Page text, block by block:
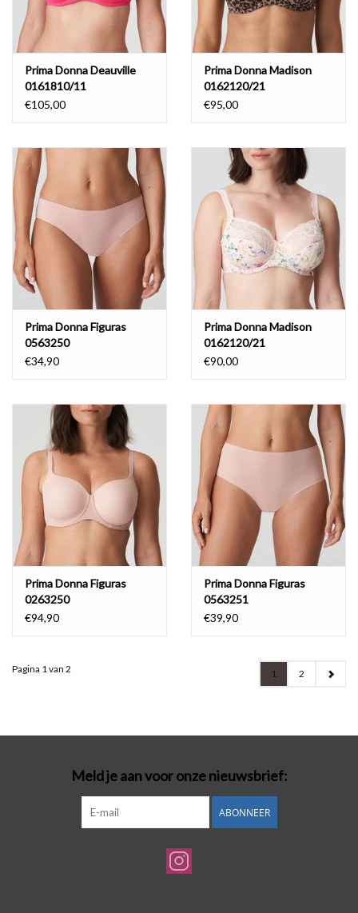
Prima Donna Deauville
0161810/11
€105,00
Prima Donna Madison
0162120/21
€95,00
Prima Donna Figuras
0563250
€34,90
Prima Donna Madison
0162120/21
€90,00
Prima Donna Figuras
0263250
€94,90
Prima Donna Figuras
0563251
€39,90
Pagina 1 van 2 1 2
Meld je aan voor onze nieuwsbrief:
ABONNEER